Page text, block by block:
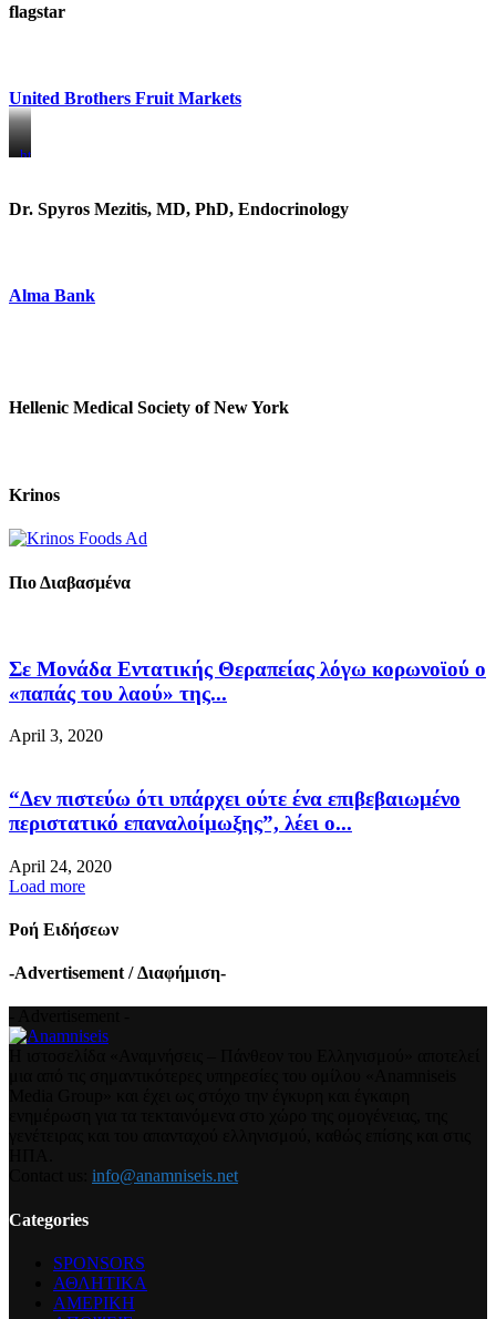
flagstar
United Brothers Fruit Markets
https://www.unitedbrothersfruitmarkets.com/
https://www.unitedbrothersfruitmarkets.com/
Dr. Spyros Mezitis, MD, PhD, Endocrinology
Alma Bank
Hellenic Medical Society of New York
Krinos
Πιο Διαβασμένα
Σε Μονάδα Εντατικής Θεραπείας λόγω κορωνοϊού ο
«παπάς του λαού» της...
April 3, 2020
“Δεν πιστεύω ότι υπάρχει ούτε ένα επιβεβαιωμένο
περιστατικό επαναλοίμωξης”, λέει ο...
April 24, 2020
Load more
Ροή Ειδήσεων
-Advertisement / Διαφήμιση-
info@anamniseis.net
Categories
SPONSORS
ΑΘΛΗΤΙΚΑ
ΑΜΕΡΙΚΗ